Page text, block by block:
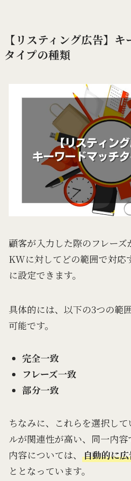
【リスティング広告】
タイプの種類
顧客が入力した際のフレーズ
KWに対してどの範囲で対応
に設定できます。
具体的には、以下の3つの範
可能です。
完全一致
フレーズ一致
部分一致
ちなみに、これらを選択し
ルが関連性が高い、同一内
内容については、 自動的に
ととなっています。